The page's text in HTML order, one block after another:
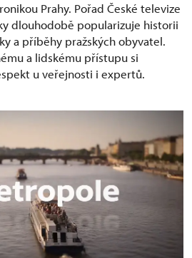
Prahy. Pořad České televize
dlouhodobě popularizuje historii
a příběhy pražských obyvatel.
a lidskému přístupu si
u veřejnosti i expertů.